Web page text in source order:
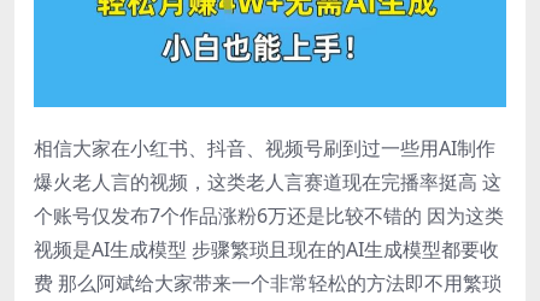
相信大家在小红书、抖音、视频号刷到过一些用AI制作
爆火老人言的视频，这类老人言赛道现在完播率挺高 这
个账号仅发布7个作品涨粉6万还是比较不错的 因为这类
视频是AI生成模型 步骤繁琐且现在的AI生成模型都要收
费 那么阿斌给大家带来一个非常轻松的方法即不用繁琐